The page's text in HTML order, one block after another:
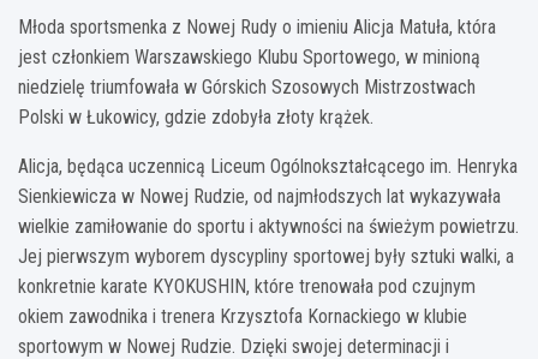
Młoda sportsmenka z Nowej Rudy o imieniu Alicja Matuła, która
jest członkiem Warszawskiego Klubu Sportowego, w minioną
niedzielę triumfowała w Górskich Szosowych Mistrzostwach
Polski w Łukowicy, gdzie zdobyła złoty krążek.
Alicja, będąca uczennicą Liceum Ogólnokształcącego im. Henryka
Sienkiewicza w Nowej Rudzie, od najmłodszych lat wykazywała
wielkie zamiłowanie do sportu i aktywności na świeżym powietrzu.
Jej pierwszym wyborem dyscypliny sportowej były sztuki walki, a
konkretnie karate KYOKUSHIN, które trenowała pod czujnym
okiem zawodnika i trenera Krzysztofa Kornackiego w klubie
sportowym w Nowej Rudzie. Dzięki swojej determinacji i